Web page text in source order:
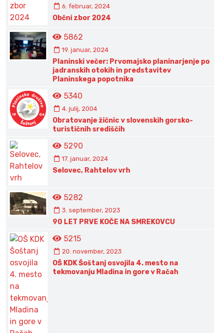
6. februar, 2024
Občni zbor 2024
5862
19. januar, 2024
Planinski večer: Prvomajsko planinarjenje po
jadranskih otokih in predstavitev
Planinskega popotnika
5340
4. julij, 2004
Obratovanje žičnic v slovenskih gorsko-
turističnih središčih
5290
17. januar, 2024
Selovec, Rahtelov vrh
5282
3. september, 2023
90 LET PRVE KOČE NA SMREKOVCU
5215
20. november, 2023
OŠ KDK Šoštanj osvojila 4. mesto na
tekmovanju Mladina in gore v Račah